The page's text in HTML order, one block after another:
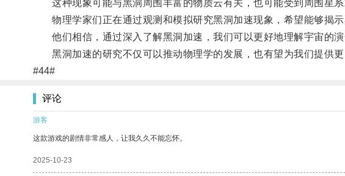
这种现象可能与黑洞周围丰富的物质云有关，也可能受到周围星系
物理学家们正在通过观测和模拟研究黑洞加速现象，希望能够揭示
他们相信，通过深入了解黑洞加速，我们可以更好地理解宇宙的演
黑洞加速的研究不仅可以推动物理学的发展，也有望为我们提供更
#44#
评论
游客
这款游戏的剧情非常感人，让我久久不能忘怀。
2025-10-23